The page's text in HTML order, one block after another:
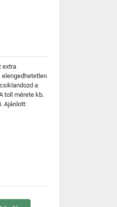
extra
elengedhetetlen
a
toll mérete kb.
Ajánlott: